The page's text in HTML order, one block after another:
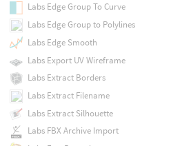
Labs Edge Group To Curve
Labs Edge Group to Polylines
Labs Edge Smooth
Labs Export UV Wireframe
Labs Extract Borders
Labs Extract Filename
Labs Extract Silhouette
Labs FBX Archive Import